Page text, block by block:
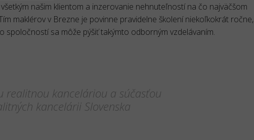
našim klientom a inzerovanie nehnuteľností na čo najväčšom
maklérov v Brezne je povinne pravidelne školení niekoľkokrát ročne,
sa môže pýšiť takýmto odborným vzdelávaním.
realitnou kanceláriou a súčasťou
kancelárii Slovenska